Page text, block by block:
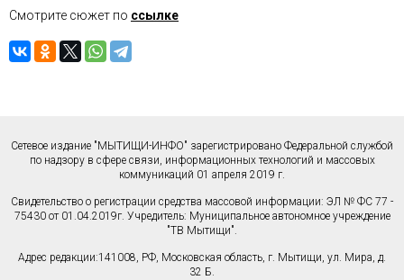
Смотрите сюжет по ссылке
Сетевое издание "МЫТИЩИ-ИНФО" зарегистрировано Федеральной службой
по надзору в сфере связи, информационных технологий и массовых
коммуникаций 01 апреля 2019 г.
Свидетельство о регистрации средства массовой информации: ЭЛ № ФС 77 -
75430 от 01.04.2019г. Учредитель: Муниципальное автономное учреждение
"ТВ Мытищи".
Адрес редакции:141008, РФ, Московская область, г. Мытищи, ул. Мира, д.
32 Б.